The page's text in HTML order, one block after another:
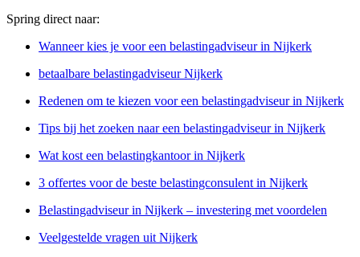
Spring direct naar:
Wanneer kies je voor een belastingadviseur in Nijkerk
betaalbare belastingadviseur Nijkerk
Redenen om te kiezen voor een belastingadviseur in Nijkerk
Tips bij het zoeken naar een belastingadviseur in Nijkerk
Wat kost een belastingkantoor in Nijkerk
3 offertes voor de beste belastingconsulent in Nijkerk
Belastingadviseur in Nijkerk – investering met voordelen
Veelgestelde vragen uit Nijkerk